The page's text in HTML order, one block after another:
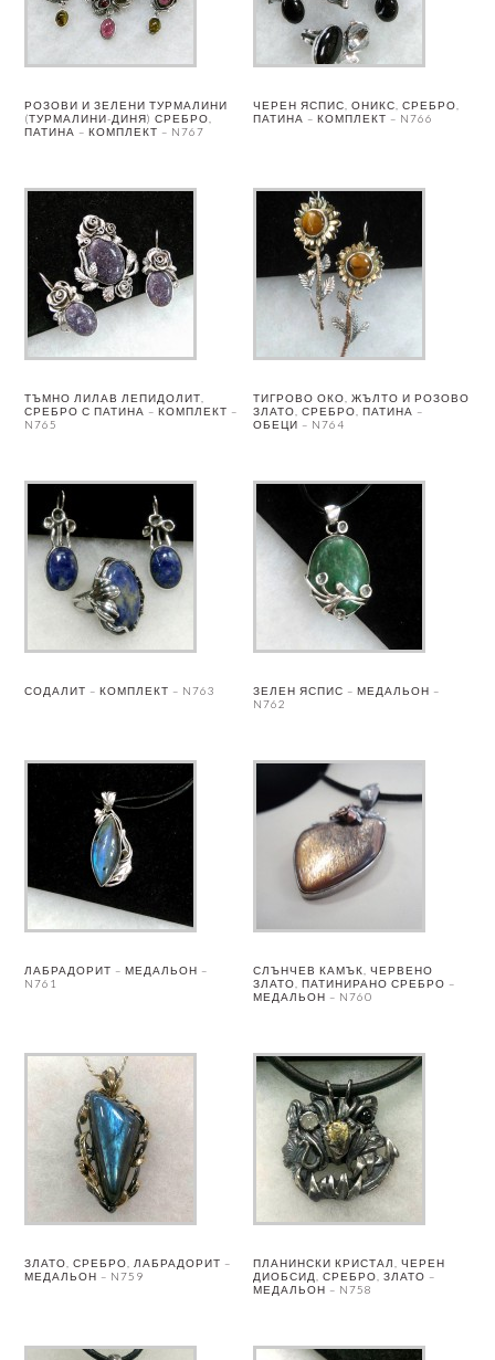
РОЗОВИ И ЗЕЛЕНИ ТУРМАЛИНИ
(ТУРМАЛИНИ-ДИНЯ) СРЕБРО,
ПАТИНА – КОМПЛЕКТ – N767
ЧЕРЕН ЯСПИС, ОНИКС, СРЕБРО,
ПАТИНА – КОМПЛЕКТ – N766
ТЪМНО ЛИЛАВ ЛЕПИДОЛИТ,
СРЕБРО С ПАТИНА – КОМПЛЕКТ –
N765
ТИГРОВО ОКО, ЖЪЛТО И РОЗОВО
ЗЛАТО, СРЕБРО, ПАТИНА –
ОБЕЦИ – N764
СОДАЛИТ – КОМПЛЕКТ – N763
ЗЕЛЕН ЯСПИС – МЕДАЛЬОН –
N762
ЛАБРАДОРИТ – МЕДАЛЬОН –
N761
СЛЪНЧЕВ КАМЪК, ЧЕРВЕНО
ЗЛАТО, ПАТИНИРАНО СРЕБРО –
МЕДАЛЬОН – N760
ЗЛАТО, СРЕБРО, ЛАБРАДОРИТ –
МЕДАЛЬОН – N759
ПЛАНИНСКИ КРИСТАЛ, ЧЕРЕН
ДИОБСИД, СРЕБРО, ЗЛАТО –
МЕДАЛЬОН – N758